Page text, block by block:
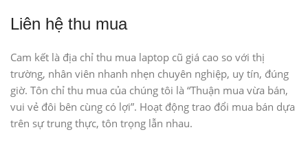
Liên hệ thu mua
Cam kết là địa chỉ thu mua laptop cũ giá cao so với thị
trường, nhân viên nhanh nhẹn chuyên nghiệp, uy tín, đúng
giờ. Tôn chỉ thu mua của chúng tôi là “Thuận mua vừa bán,
vui vẻ đôi bên cùng có lợi”. Hoạt động trao đổi mua bán dựa
trên sự trung thực, tôn trọng lẫn nhau.